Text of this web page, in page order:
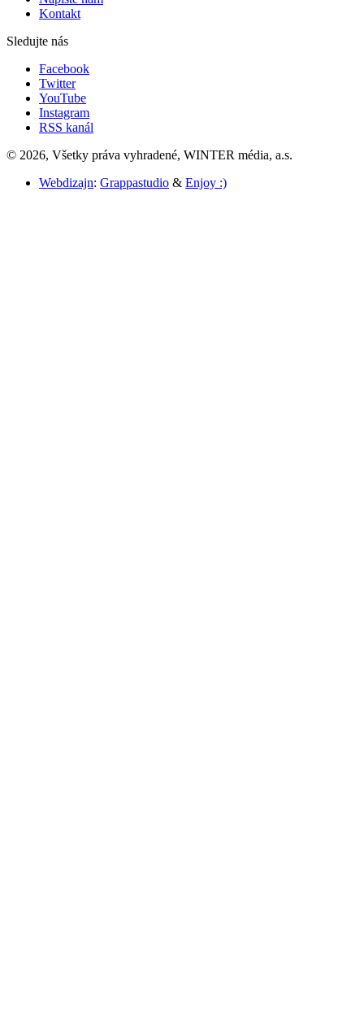
Kontakt
Sledujte nás
Facebook
Twitter
YouTube
Instagram
RSS kanál
© 2026, Všetky práva vyhradené, WINTER média, a.s.
Webdizajn: Grappastudio & Enjoy :)